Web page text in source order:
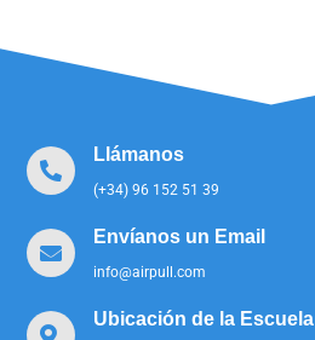
Llámanos
(+34) 96 152 51 39
Envíanos un Email
info@airpull.com
Ubicación de la Escuela